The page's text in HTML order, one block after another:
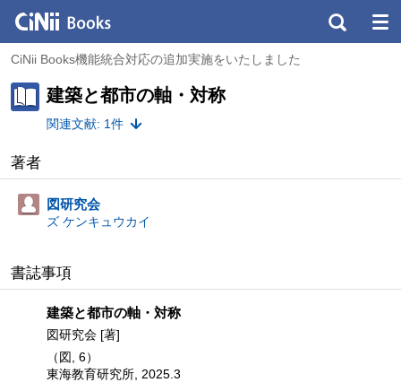
CiNii Books機能統合対応の追加実施をいたしました
建築と都市の軸・対称
関連文献: 1件
著者
図研究会
ズ ケンキュウカイ
書誌事項
建築と都市の軸・対称
図研究会 [著]
（図, 6）
東海教育研究所, 2025.3